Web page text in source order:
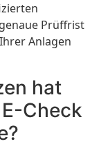
Prüffrist
Anlagen
hat
Check